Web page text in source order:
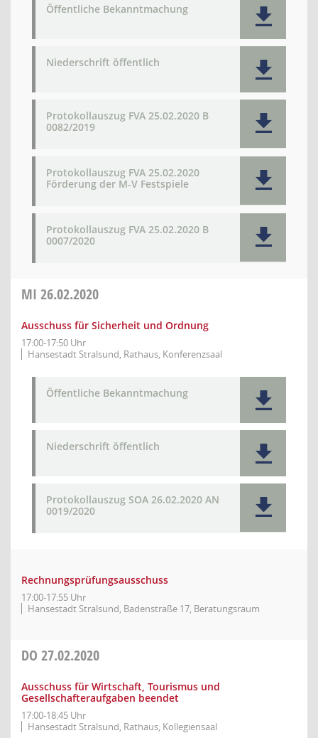
Öffentliche Bekanntmachung
Niederschrift öffentlich
Protokollauszug FVA 25.02.2020 B
0082/2019
Protokollauszug FVA 25.02.2020
Förderung der M-V Festspiele
Protokollauszug FVA 25.02.2020 B
0007/2020
MI 26.02.2020
Ausschuss für Sicherheit und Ordnung
17:00-17:50 Uhr
Hansestadt Stralsund, Rathaus, Konferenzsaal
Öffentliche Bekanntmachung
Niederschrift öffentlich
Protokollauszug SOA 26.02.2020 AN
0019/2020
Rechnungsprüfungsausschuss
17:00-17:55 Uhr
Hansestadt Stralsund, Badenstraße 17, Beratungsraum
DO 27.02.2020
Ausschuss für Wirtschaft, Tourismus und
Gesellschafteraufgaben beendet
17:00-18:45 Uhr
Hansestadt Stralsund, Rathaus, Kollegiensaal